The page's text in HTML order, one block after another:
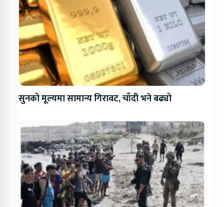
सुनको मूल्यमा सामान्य गिरावट, चाँदी भने बढ्यो